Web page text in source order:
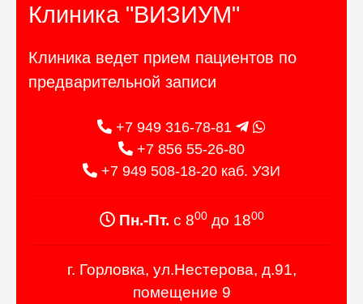
Клиника "ВИЗИУМ"
Клиника ведет прием пациентов по
предварительной записи
+7 949 316-78-81
+7 856 55-26-80
+7 949 508-18-20 каб. УЗИ
Пн.-Пт. с 800до 1800
г. Горловка, ул.Нестерова, д.91,
помещение 9